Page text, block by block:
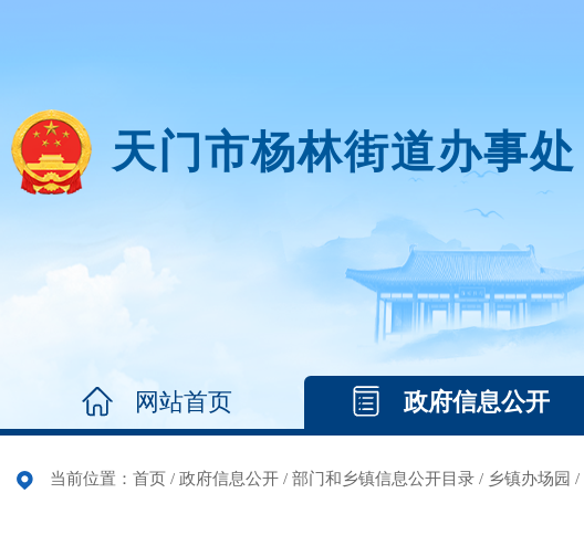
天门市杨林街道办事处
网站首页 政府信息公开
当前位置： 首页 / 政府信息公开 / 部门和乡镇信息公开目录 / 乡镇办场园 /